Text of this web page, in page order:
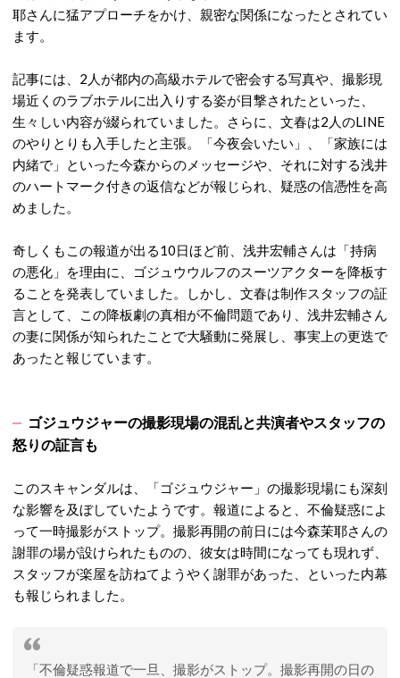
耶さんに猛アプローチをかけ、親密な関係になったとされてい
ます。
記事には、2人が都内の高級ホテルで密会する写真や、撮影現
場近くのラブホテルに出入りする姿が目撃されたといった、
生々しい内容が綴られていました。
さらに、文春は2人のLINE
のやりとりも入手したと主張。「今夜会いたい」、「家族には
内緒で」といった今森からのメッセージや、それに対する浅井
のハートマーク付きの返信などが報じられ、疑惑の信憑性を高
めました。
奇しくもこの報道が出る10日ほど前、浅井宏輔さんは「持病
の悪化」を理由に、ゴジュウウルフのスーツアクターを降板す
ることを発表していました。
しかし、文春は制作スタッフの証
言として、この降板劇の真相が不倫問題であり、浅井宏輔さん
の妻に関係が知られたことで大騒動に発展し、事実上の更迭で
あったと報じています。
ゴジュウジャーの撮影現場の混乱と共演者やスタッフの
怒りの証言も
このスキャンダルは、「ゴジュウジャー」の撮影現場にも深刻
な影響を及ぼしていたようです。報道によると、 不倫疑惑によ
って一時撮影がストップ。 撮影再開の前日には今森茉耶さんの
謝罪の場が設けられたものの、彼女は時間になっても現れず、
スタッフが楽屋を訪ねてようやく謝罪があった、といった内幕
も報じられました。
「不倫疑惑報道で一旦、撮影がストップ。撮影再開の日の